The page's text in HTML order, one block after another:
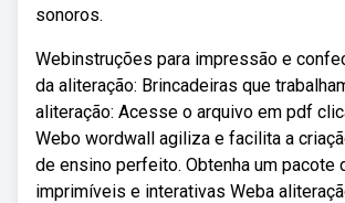
sonoros.
Webinstruções para impressão e
da aliteração: Brincadeiras que
aliteração: Acesse o arquivo em pdf
Webo wordwall agiliza e facilita a
de ensino perfeito. Obtenha um pacote
imprimíveis e interativas Weba